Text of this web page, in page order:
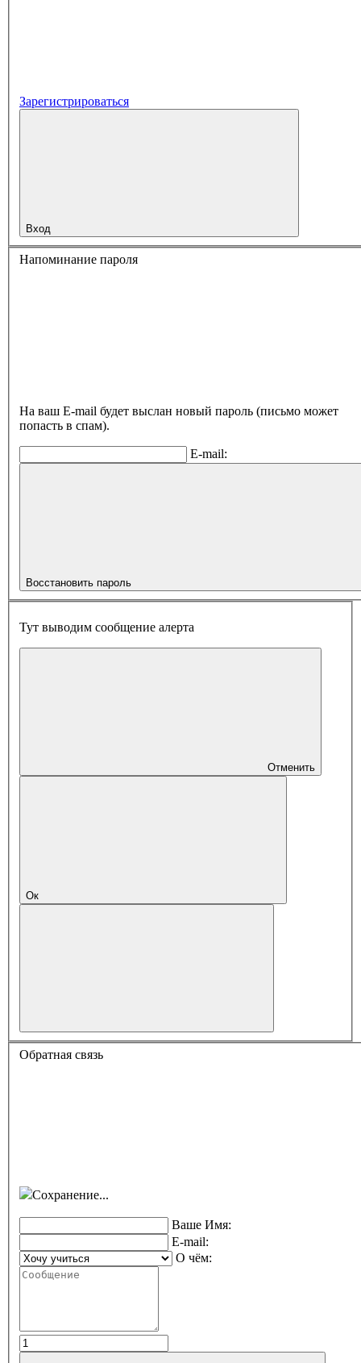
Зарегистрироваться
Вход
Напоминание пароля
На ваш E-mail будет выслан новый пароль (письмо может
попасть в спам).
E-mail:
Восстановить пароль
Тут выводим сообщение алерта
Отменить
Ок
Обратная связь
Сохранение...
Ваше Имя:
E-mail:
О чём: